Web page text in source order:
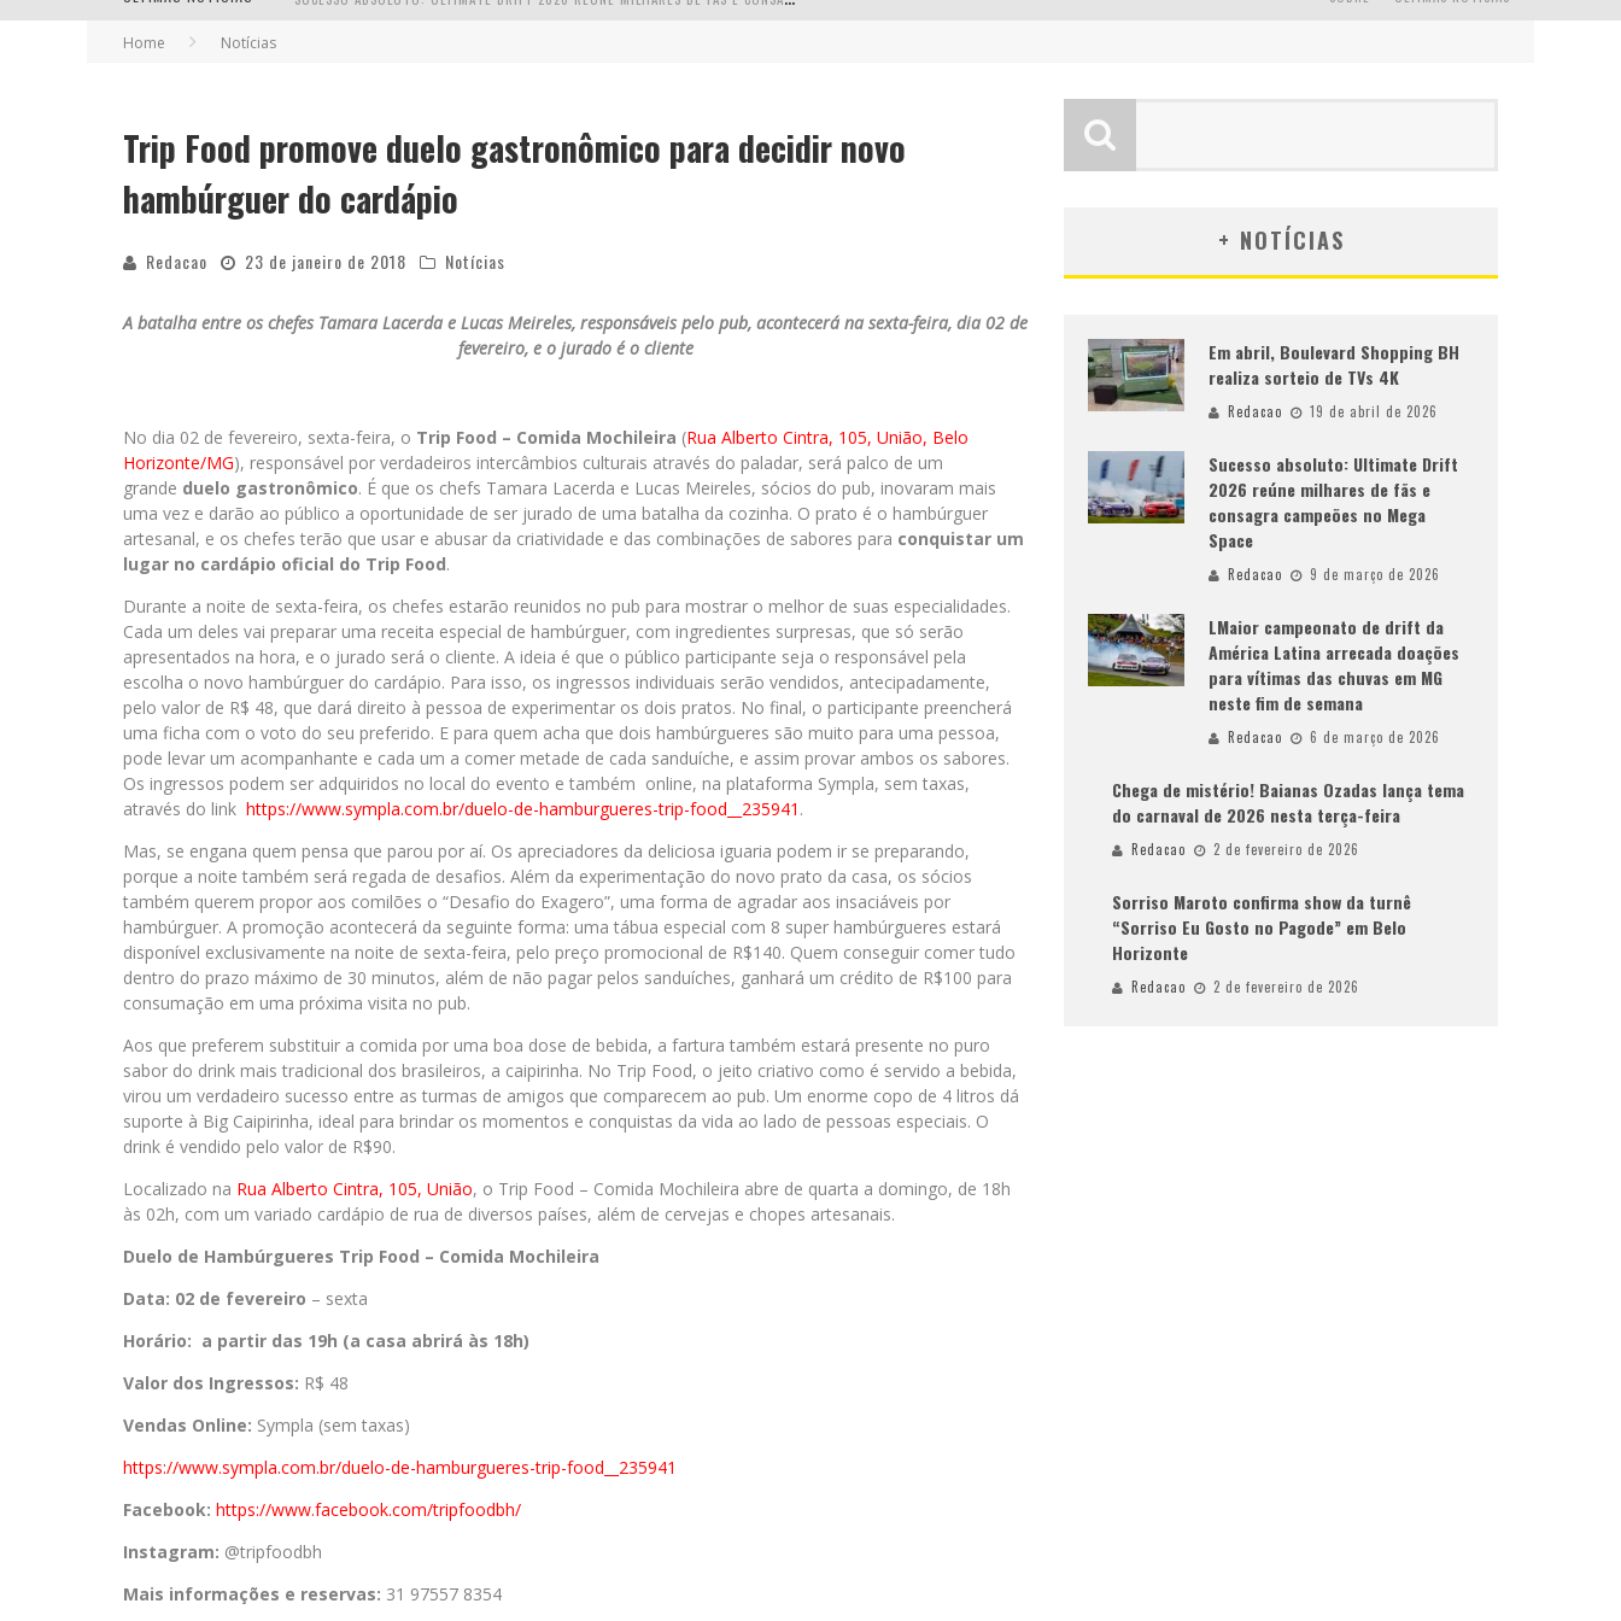
EM ABRIL, BOULEVARD SHOPPING BH REALIZA SORTEIO DE TVS 4K
Home Notícias
Trip Food promove duelo gastronômico para decidir novo
hambúrguer do cardápio
Redacao 23 de janeiro de 2018 Notícias
A batalha entre os chefes Tamara Lacerda e Lucas Meireles, responsáveis pelo pub, acontecerá na sexta-feira, dia 02 de
fevereiro, e o jurado é o cliente
No dia 02 de fevereiro, sexta-feira, o Trip Food – Comida Mochileira (Rua Alberto Cintra, 105, União, Belo
Horizonte/MG), responsável por verdadeiros intercâmbios culturais através do paladar, será palco de um
grande duelo gastronômico. É que os chefs Tamara Lacerda e Lucas Meireles, sócios do pub, inovaram mais
uma vez e darão ao público a oportunidade de ser jurado de uma batalha da cozinha. O prato é o hambúrguer
artesanal, e os chefes terão que usar e abusar da criatividade e das combinações de sabores para conquistar um
lugar no cardápio oficial do Trip Food.
Durante a noite de sexta-feira, os chefes estarão reunidos no pub para mostrar o melhor de suas especialidades.
Cada um deles vai preparar uma receita especial de hambúrguer, com ingredientes surpresas, que só serão
apresentados na hora, e o jurado será o cliente. A ideia é que o público participante seja o responsável pela
escolha o novo hambúrguer do cardápio. Para isso, os ingressos individuais serão vendidos, antecipadamente,
pelo valor de R$ 48, que dará direito à pessoa de experimentar os dois pratos. No final, o participante preencherá
uma ficha com o voto do seu preferido. E para quem acha que dois hambúrgueres são muito para uma pessoa,
pode levar um acompanhante e cada um a comer metade de cada sanduíche, e assim provar ambos os sabores.
Os ingressos podem ser adquiridos no local do evento e também online, na plataforma Sympla, sem taxas,
através do link https://www.sympla.com.br/duelo-de-hamburgueres-trip-food__235941 .
Mas, se engana quem pensa que parou por aí. Os apreciadores da deliciosa iguaria podem ir se preparando,
porque a noite também será regada de desafios. Além da experimentação do novo prato da casa, os sócios
também querem propor aos comilões o “Desafio do Exagero”, uma forma de agradar aos insaciáveis por
hambúrguer. A promoção acontecerá da seguinte forma: uma tábua especial com 8 super hambúrgueres estará
disponível exclusivamente na noite de sexta-feira, pelo preço promocional de R$140. Quem conseguir comer tudo
dentro do prazo máximo de 30 minutos, além de não pagar pelos sanduíches, ganhará um crédito de R$100 para
consumação em uma próxima visita no pub.
Aos que preferem substituir a comida por uma boa dose de bebida, a fartura também estará presente no puro
sabor do drink mais tradicional dos brasileiros, a caipirinha. No Trip Food, o jeito criativo como é servido a bebida,
virou um verdadeiro sucesso entre as turmas de amigos que comparecem ao pub. Um enorme copo de 4 litros dá
suporte à Big Caipirinha, ideal para brindar os momentos e conquistas da vida ao lado de pessoas especiais. O
drink é vendido pelo valor de R$90.
Localizado na Rua Alberto Cintra, 105, União, o Trip Food – Comida Mochileira abre de quarta a domingo, de 18h
às 02h, com um variado cardápio de rua de diversos países, além de cervejas e chopes artesanais.
Duelo de Hambúrgueres Trip Food – Comida Mochileira
Data: 02 de fevereiro – sexta
Horário: a partir das 19h (a casa abrirá às 18h)
Valor dos Ingressos: R$ 48
Vendas Online: Sympla (sem taxas)
https://www.sympla.com.br/duelo-de-hamburgueres-trip-food__235941
Facebook: https://www.facebook.com/tripfoodbh/
Instagram: @tripfoodbh
Mais informações e reservas: 31 97557 8354
+ NOTÍCIAS
Em abril, Boulevard Shopping BH
realiza sorteio de TVs 4K
Redacao 19 de abril de 2026
Sucesso absoluto: Ultimate Drift
2026 reúne milhares de fãs e
consagra campeões no Mega
Space
Redacao 9 de março de 2026
LMaior campeonato de drift da
América Latina arrecada doações
para vítimas das chuvas em MG
neste fim de semana
Redacao 6 de março de 2026
Chega de mistério! Baianas Ozadas lança tema
do carnaval de 2026 nesta terça-feira
Redacao 2 de fevereiro de 2026
Sorriso Maroto confirma show da turnê
“Sorriso Eu Gosto no Pagode” em Belo
Horizonte
Redacao 2 de fevereiro de 2026